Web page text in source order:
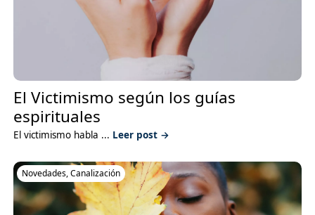
El Victimismo según los guías
espirituales
El victimismo habla ... Leer post →
Novedades,Canalización